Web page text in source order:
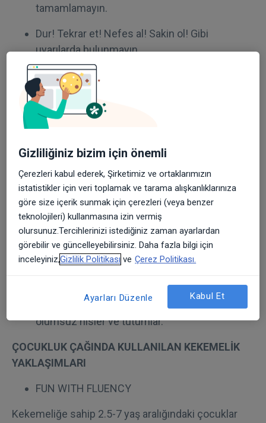
tamamlamayın.
Dur! Tekrar et! Nefes al! Sakin ol! Gibi
uyarılarda bulunmayın.
KEKEMELİĞİN GELİŞMESİNE NEDEN OLAN
FAKTÖRLER
Doğuştan akıcılık bozukluğuna yatkın olan
çocuklar (Ailede olması)
Dil edinimi sırasında ya da diğer gelişimsel
akıcılık bozuklarında acelecilikte oluşan hafif
kekemelik
Çevresel akıcılık bozukluğu, konuşmayı kritize
etme ya da stres yaratan olay nedeniyle
başlayan akıcılık bozukluğunun kronik
kekemeliğe dönüşmesi
Kekemelikten dolayı tekrarlanan hayal kırıklığı
ve utanmanın iletişim hakkında yol açtığı
olumsuz hisler ve tutumlar.
ÇOCUKLUK ÇAĞINDA KULLANILAN KEKEMELİK
YAKLAŞIMLARI
FUN WITH FLUENCY
Kekemeliğe sahip 2.5-7 yaş aralığındaki çocuklar
Gizliliğiniz bizim için önemli
Çerezleri kabul ederek, Şirketimiz ve ortaklarımızın
istatistikler için veri toplamak ve tarama alışkanlıklarınıza
göre size içerik sunmak için çerezleri (veya benzer
teknolojileri) kullanmasına izin vermiş
olursunuz.Tercihlerinizi istediğiniz zaman ayarlardan
görebilir ve güncelleyebilirsiniz. Daha fazla bilgi için
inceleyiniz,Gizlilik Politikası ve Çerez Politikası.
Ayarları Düzenle Kabul Et